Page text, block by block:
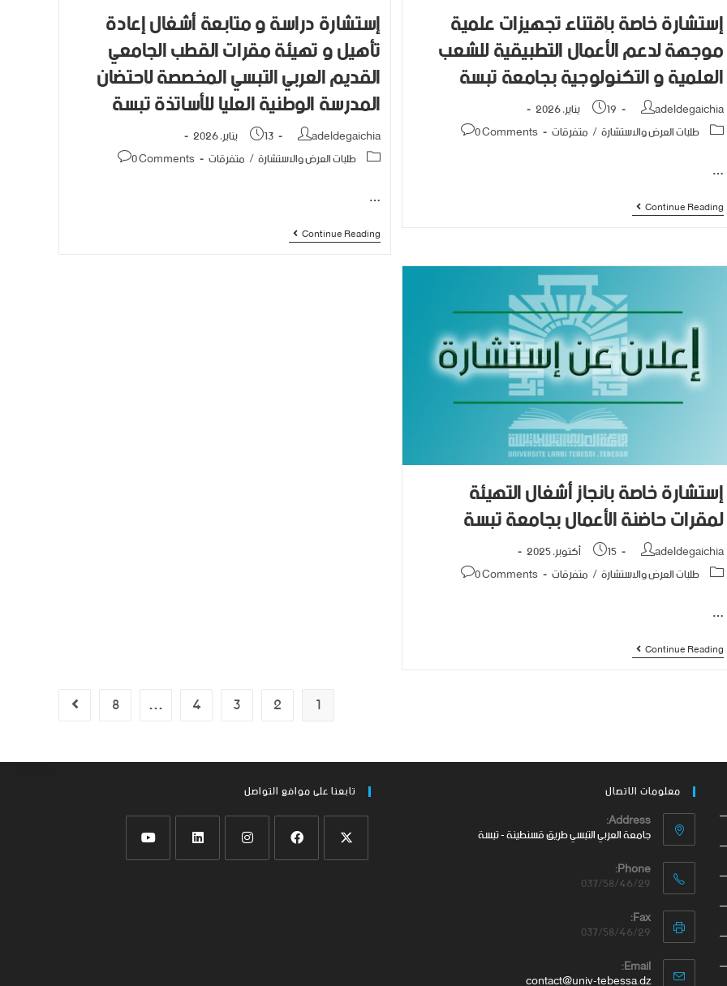
إستشارة خاصة بإقتناء تجهيزات علمية
موجهة لدعم الأعمال التطبيقية للشعب
العلمية و التكنولوجية بجامعة تبسة
adeldegaichia
19 يناير، 2026
طلبات العرض والاستشارة/ متفرقات 0 Comments
…
Continue Reading
إستشارة دراسة و متابعة أشغال إعادة
تأهيل و تهيئة مقرات القطب الجامعي
القديم العربي التبسي المخصصة لإحتضان
المدرسة الوطنية العليا للأساتذة تبسة
adeldegaichia
13 يناير، 2026
طلبات العرض والاستشارة/ متفرقات 0 Comments
…
Continue Reading
إستشارة خاصة بإنجاز أشغال التهيئة
لمقرات حاضنة الأعمال بجامعة تبسة
adeldegaichia
15 أكتوبر، 2025
طلبات العرض والاستشارة/ متفرقات 0 Comments
…
Continue Reading
1
2
3
4
…
8
معلومات الاتصال
Address:
جامعة العربي التبسي طريق قسنطينة - تبسة
Phone:
037/58/46/29
Fax:
037/58/46/29
Email:
تابعنا على موافع التواصل